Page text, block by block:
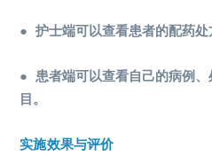
● 护士端可以查看患者的配药处
● 患者端可以查看自己的病例
目。
实施效果与评价